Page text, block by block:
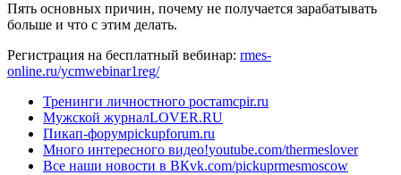
Пять основных причин, почему не получается зарабатывать
больше и что с этим делать.
Регистрация на бесплатный вебинар: rmes-
online.ru/ycmwebinar1reg/
Тренинги личностного ростаmcpir.ru
Мужской журналLOVER.RU
Пикап-форумpickupforum.ru
Много интересного видео!youtube.com/thermeslover
Все наши новости в ВКvk.com/pickuprmesmoscow